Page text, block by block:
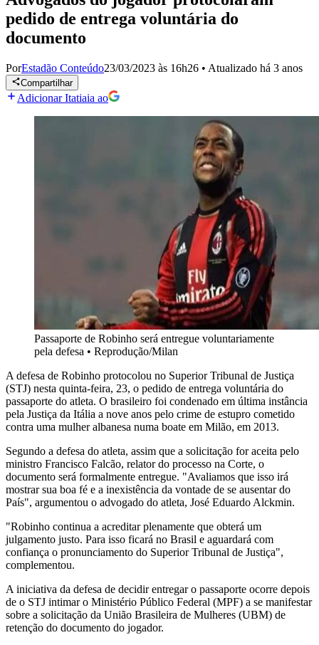
pedido de entrega voluntária do
documento
PorEstadão Conteúdo23/03/2023 às 16h26 • Atualizado há 3 anos
Compartilhar
Adicionar Itatiaia ao
Passaporte de Robinho será entregue voluntariamente
pela defesa • Reprodução/Milan
A defesa de Robinho protocolou no Superior Tribunal de Justiça
(STJ) nesta quinta-feira, 23, o pedido de entrega voluntária do
passaporte do atleta. O brasileiro foi condenado em última instância
pela Justiça da Itália a nove anos pelo crime de estupro cometido
contra uma mulher albanesa numa boate em Milão, em 2013.
Segundo a defesa do atleta, assim que a solicitação for aceita pelo
ministro Francisco Falcão, relator do processo na Corte, o
documento será formalmente entregue. "Avaliamos que isso irá
mostrar sua boa fé e a inexistência da vontade de se ausentar do
País", argumentou o advogado do atleta, José Eduardo Alckmin.
"Robinho continua a acreditar plenamente que obterá um
julgamento justo. Para isso ficará no Brasil e aguardará com
confiança o pronunciamento do Superior Tribunal de Justiça",
complementou.
A iniciativa da defesa de decidir entregar o passaporte ocorre depois
de o STJ intimar o Ministério Público Federal (MPF) a se manifestar
sobre a solicitação da União Brasileira de Mulheres (UBM) de
retenção do documento do jogador.